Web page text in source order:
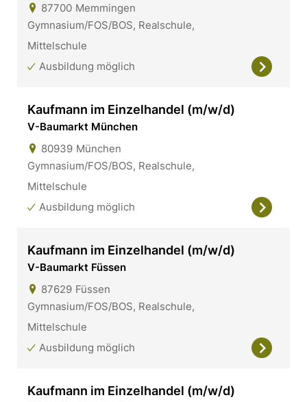
87700 Memmingen
Gymnasium/FOS/BOS, Realschule,
Mittelschule
Ausbildung möglich
Kaufmann im Einzelhandel (m/w/d)
V-Baumarkt München
80939 München
Gymnasium/FOS/BOS, Realschule,
Mittelschule
Ausbildung möglich
Kaufmann im Einzelhandel (m/w/d)
V-Baumarkt Füssen
87629 Füssen
Gymnasium/FOS/BOS, Realschule,
Mittelschule
Ausbildung möglich
Kaufmann im Einzelhandel (m/w/d)